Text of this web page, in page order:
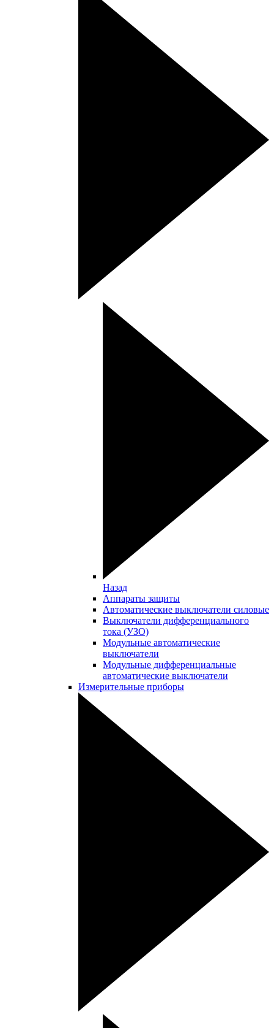
Назад
Аппараты защиты
Автоматические выключатели силовые
Выключатели дифференциального
тока (УЗО)
Модульные автоматические
выключатели
Модульные дифференциальные
автоматические выключатели
Измерительные приборы